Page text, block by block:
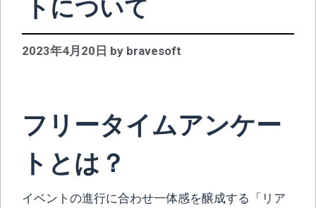
トについて
2023年4月20日 by bravesoft
フリータイムアンケー
トとは？
イベントの進行に合わせ一体感を醸成する「リア